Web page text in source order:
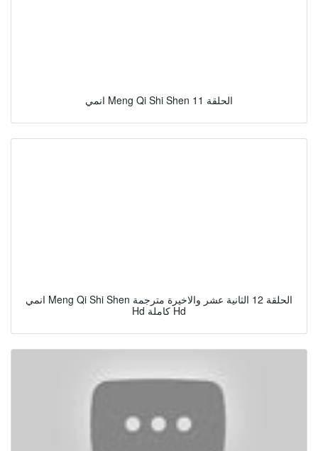
انمي Meng Qi Shi Shen الحلقة 11
انمي Meng Qi Shi Shen الحلقة 12 الثانية عشر والاخيرة مترجمة
Hd كاملة Hd